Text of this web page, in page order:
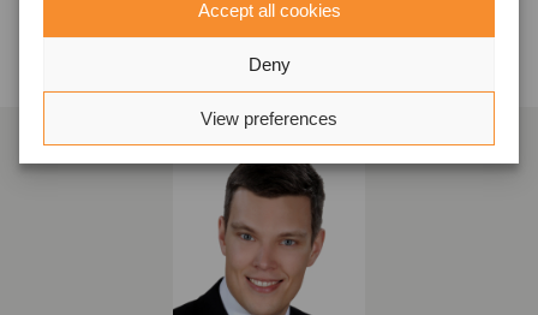
Accept all cookies
Deny
View preferences
Prata med transaktionsteamet